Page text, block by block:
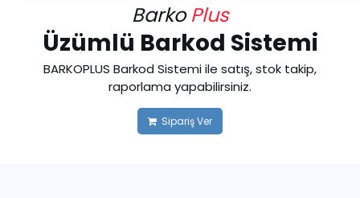
BarkoPlus
Üzümlü Barkod Sistemi
BARKOPLUS Barkod Sistemi ile satış, stok takip,
raporlama yapabilirsiniz.
Sipariş Ver